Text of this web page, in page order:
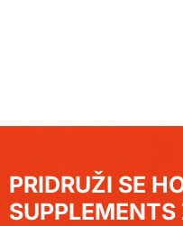
PRIDRUŽI SE